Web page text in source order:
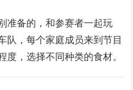
准备的，和参赛者一起玩
队，每个家庭成员来到节目
，选择不同种类的食材。